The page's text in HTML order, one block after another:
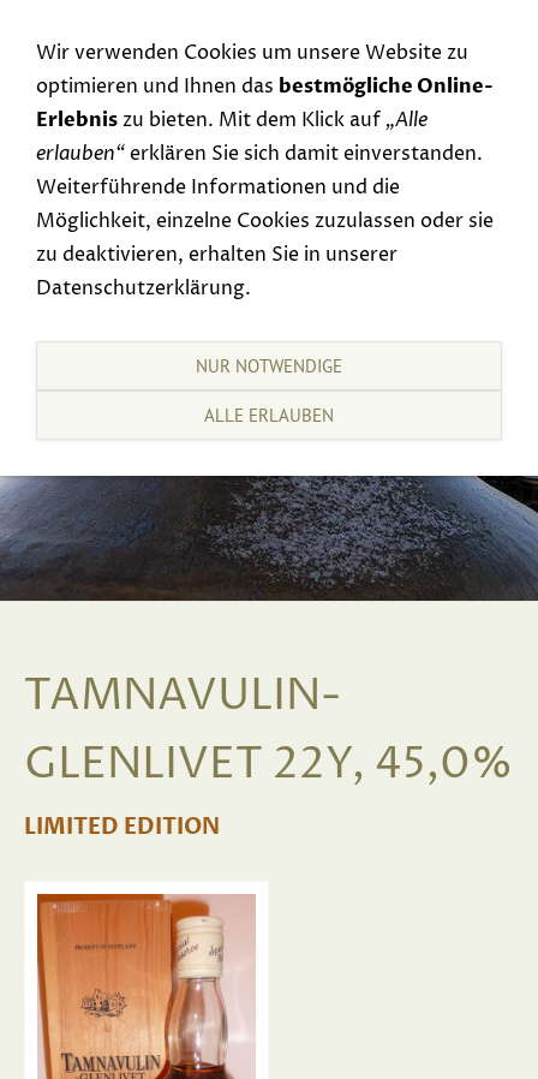
TAMNAVULIN-
GLENLIVET 22Y, 45,0%
LIMITED EDITION
Wir verwenden Cookies um unsere Website zu
optimieren und Ihnen das bestmögliche Online-
Erlebniszu bieten. Mit dem Klick auf „Alle
erlauben“erklären Sie sich damit einverstanden.
Weiterführende Informationen und die
Möglichkeit, einzelne Cookies zuzulassen oder sie
zu deaktivieren, erhalten Sie in unserer
Datenschutzerklärung.
NUR NOTWENDIGE
ALLE ERLAUBEN